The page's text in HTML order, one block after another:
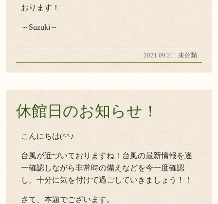
おります！
～Suzuki～
2021.09.21 | 未分類
休館日のお知らせ！
こんにちは(^^♪
台風が近づいておりますね！台風の最新情報を逐
一確認しながら非常時の備えなどを今一度確認
し、十分に気を付けて過ごしていきましょう！！
さて、本題でございます。